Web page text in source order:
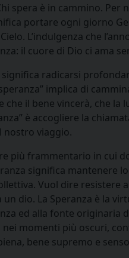
spera è in cammino.
portare ogni giorno
L’indulgenza che
il cuore di Dio ci ama
significa radicarsi
implica di
il bene vincerà, che la
è accogliere la
nostro viaggio.
più frammentario in cui
significa mantenere
Vuol dire
dio. La Speranza è la
ed alla fonte originaria
momenti più oscuri,
bene supremo e